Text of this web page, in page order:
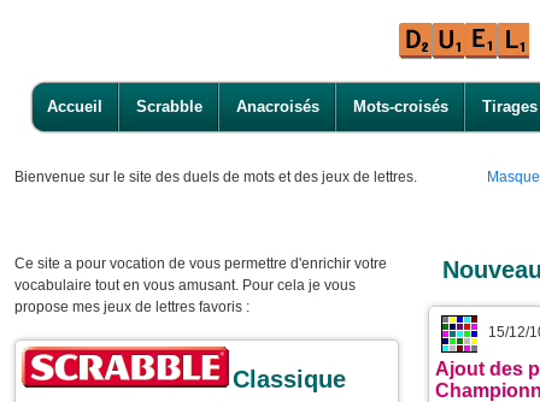
Accueil Scrabble Anacroisés Mots-croisés Tirages
Bienvenue sur le site des duels de mots et des jeux de lettres.
Ce site a pour vocation de vous permettre d'enrichir votre
vocabulaire tout en vous amusant. Pour cela je vous
propose mes jeux de lettres favoris :
Classique
15/12/
Ajout des